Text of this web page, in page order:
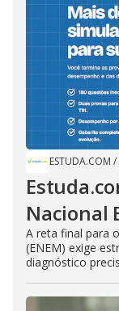
ESTUDA.COM /
Nacional
A reta final para
(ENEM) exige
diagnóstico